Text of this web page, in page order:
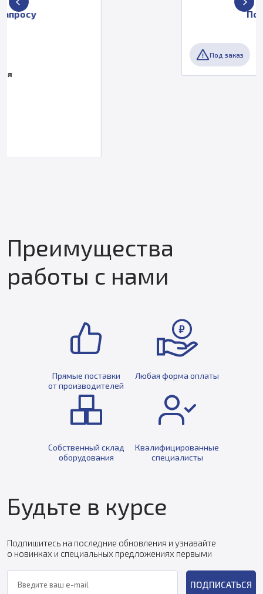
Преимущества
работы с нами
Прямые поставки
от производителей
Любая форма оплаты
Собственный склад
оборудования
Квалифицированные
специалисты
Будьте в курсе
Подпишитесь на последние обновления и узнавайте
о новинках и специальных предложениях первыми
ПОДПИСАТЬСЯ